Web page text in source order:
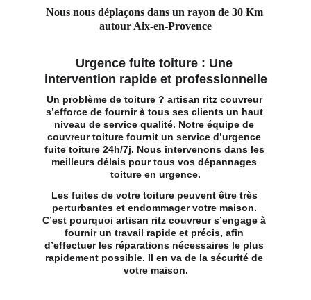
Nous nous déplaçons dans un rayon de 30 Km
autour Aix-en-Provence
Urgence fuite toiture : Une
intervention rapide et professionnelle
Un problème de toiture ? artisan ritz couvreur
s’efforce de fournir à tous ses clients un haut
niveau de service qualité. Notre équipe de
couvreur toiture fournit un service d’urgence
fuite toiture 24h/7j. Nous intervenons dans les
meilleurs délais pour tous vos dépannages
toiture en urgence.
Les fuites de votre toiture peuvent être très
perturbantes et endommager votre maison.
C’est pourquoi artisan ritz couvreur s’engage à
fournir un travail rapide et précis, afin
d’effectuer les réparations nécessaires le plus
rapidement possible. Il en va de la sécurité de
votre maison.